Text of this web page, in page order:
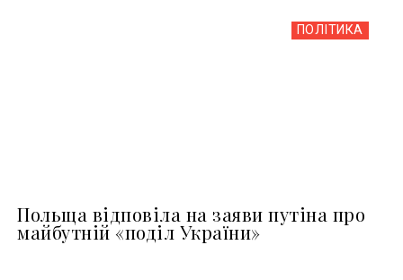
ПОЛІТИКА
Польща відповіла на заяви путіна про
майбутній «поділ України»